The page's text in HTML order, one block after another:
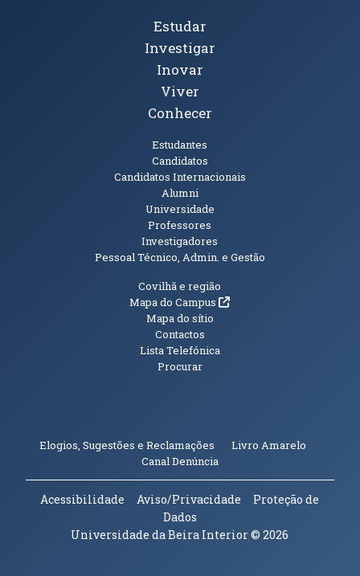
Tópicos Principais
Estudar
Investigar
Inovar
Viver
Conhecer
Estudantes
Candidatos
Candidatos Internacionais
Alumni
Universidade
Professores
Investigadores
Pessoal Técnico, Admin. e Gestão
Informações Adicionais
Covilhã e região
Mapa do Campus(abre em nova janela)
Mapa do sítio
Contactos
Lista Telefónica
Procurar
Elogios, Sugestões e Reclamações Livro Amarelo
Canal Denúncia(abre em nova janela)
Acessibilidade Aviso/Privacidade
Proteção de
Dados
Universidade da Beira Interior© 2026